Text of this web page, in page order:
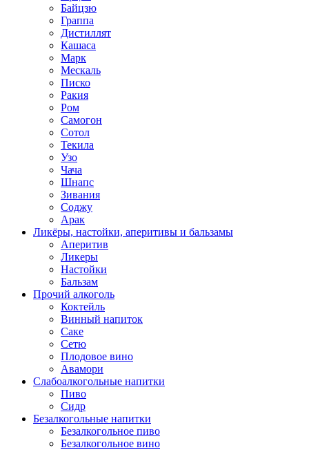
Байцзю
Граппа
Дистиллят
Кашаса
Марк
Мескаль
Писко
Ракия
Ром
Самогон
Сотол
Текила
Узо
Чача
Шнапс
Зивания
Соджу
Арак
Ликёры, настойки, аперитивы и бальзамы
Аперитив
Ликеры
Настойки
Бальзам
Прочий алкоголь
Коктейль
Винный напиток
Саке
Сетю
Плодовое вино
Авамори
Слабоалкогольные напитки
Пиво
Сидр
Безалкогольные напитки
Безалкогольное пиво
Безалкогольное вино